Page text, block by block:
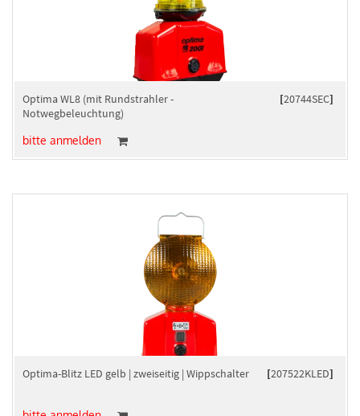
[20744SEC]
Optima WL8 (mit Rundstrahler -
Notwegbeleuchtung)
bitte anmelden
[207522KLED]
Optima-Blitz LED gelb | zweiseitig | Wippschalter